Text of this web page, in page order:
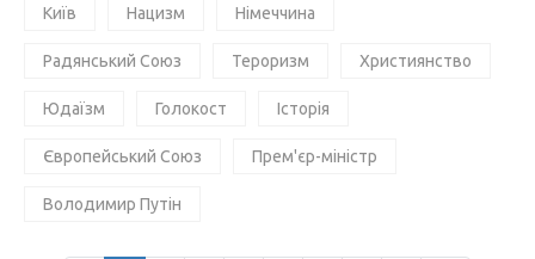
Київ Нацизм Німеччина
Радянський Союз Тероризм Християнство
Юдаїзм Голокост Історія
Європейський Союз Прем'єр-міністр
Володимир Путін